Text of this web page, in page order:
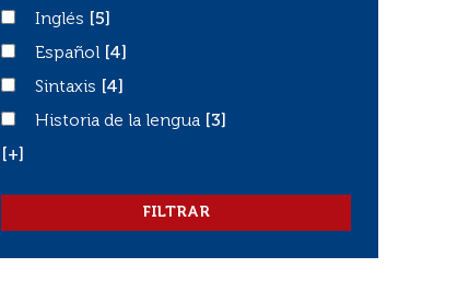
InglésInglés
[5]
EspañolEspañol
[4]
SintaxisSintaxis
[4]
Historia de la lengua
Historia de la lengua
[3]
[+]